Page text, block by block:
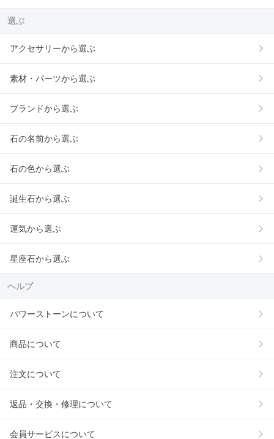
選ぶ
アクセサリーから選ぶ
素材・パーツから選ぶ
ブランドから選ぶ
石の名前から選ぶ
石の色から選ぶ
誕生石から選ぶ
運気から選ぶ
星座石から選ぶ
ヘルプ
パワーストーンについて
商品について
注文について
返品・交換・修理について
会員サービスについて